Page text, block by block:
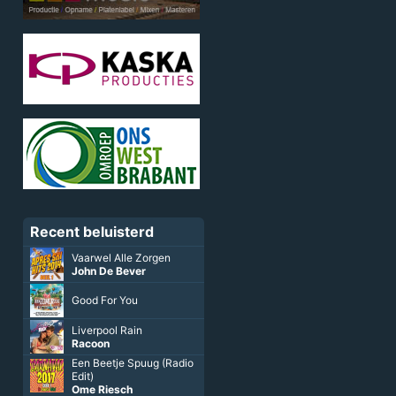
Recent beluisterd
Vaarwel Alle Zorgen
John De Bever
Good For You
Liverpool Rain
Racoon
Een Beetje Spuug (Radio
Edit)
Ome Riesch